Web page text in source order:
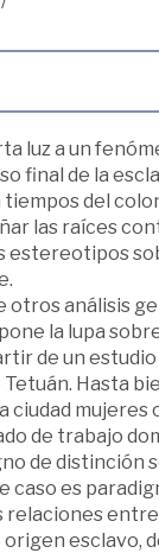
luz a un
final de la
del
las raíces
estereotipos
otros análisis
la lupa
de un
Tetuán. Hasta
ciudad mujeres
de trabajo
de distinción
caso es
entre
esclavo,